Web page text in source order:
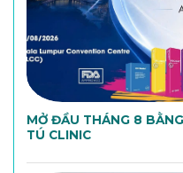
MỞ ĐẦU THÁNG 8
TÚ CLINIC